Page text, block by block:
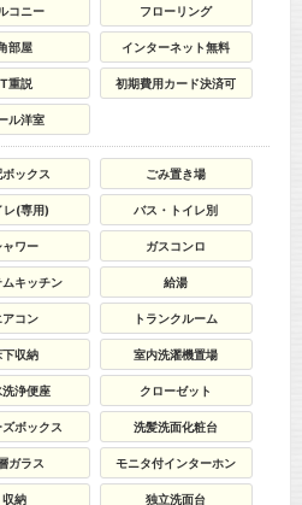
コニー フローリング
部屋 インターネット無料
重説 初期費用カード決済可
ル洋室
ックス ごみ置き場
レ(専用) バス・トイレ別
ャワー ガスコンロ
ムキッチン 給湯
アコン トランクルーム
下収納 室内洗濯機置場
洗浄便座 クローゼット
ズボックス 洗髪洗面化粧台
ガラス モニタ付インターホン
収納 独立洗面台